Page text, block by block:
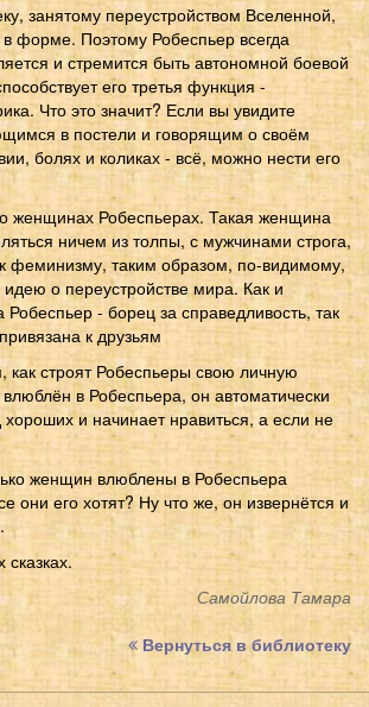
занятому переустройством Вселенной,
в форме. Поэтому Робеспьер всегда
и стремится быть автономной боевой
его третья функция -
Что это значит? Если вы увидите
в постели и говорящим о своём
болях и коликах - всё, можно нести его
женщинах Робеспьерах. Такая женщина
ничем из толпы, с мужчинами строга,
феминизму, таким образом, по-видимому,
о переустройстве мира. Как и
- борец за справедливость, так
к друзьям
как строят Робеспьеры свою личную
в Робеспьера, он автоматически
хороших и начинает нравиться, а если не
женщин влюблены в Робеспьера
они его хотят? Ну что же, он извернётся и
Самойлова Тамара
Вернуться в библиотеку